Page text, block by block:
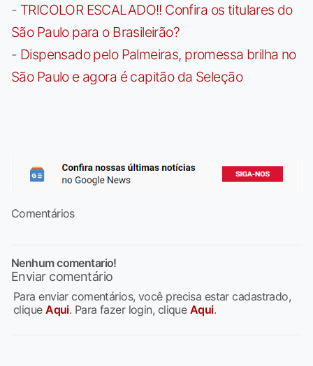
- TRICOLOR ESCALADO!! Confira os titulares do
São Paulo para o Brasileirão?
- Dispensado pelo Palmeiras, promessa brilha no
São Paulo e agora é capitão da Seleção
Comentários
Nenhum comentario!
Enviar comentário
Para enviar comentários, você precisa estar cadastrado,
cliqueAqui. Para fazer login, clique Aqui.